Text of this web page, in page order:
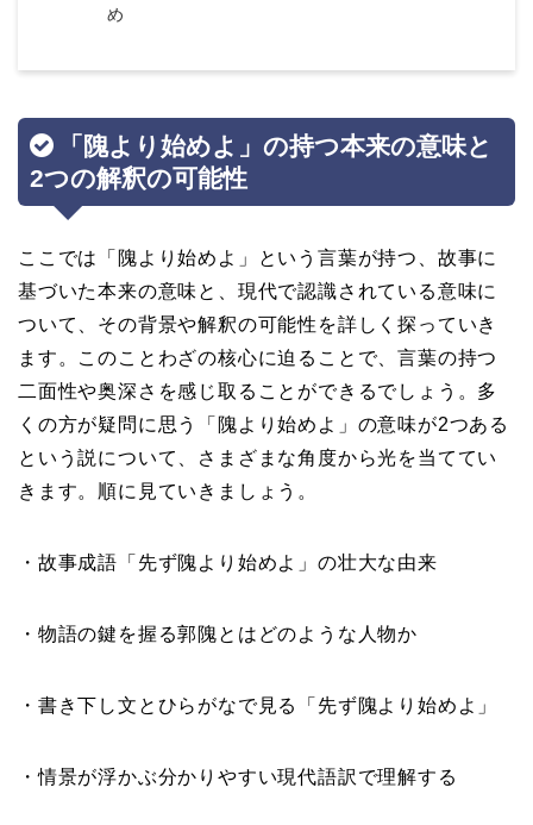
め
「隗より始めよ」の持つ本来の意味と
2つの解釈の可能性
ここでは「隗より始めよ」という言葉が持つ、故事に
基づいた本来の意味と、現代で認識されている意味に
ついて、その背景や解釈の可能性を詳しく探っていき
ます。このことわざの核心に迫ることで、言葉の持つ
二面性や奥深さを感じ取ることができるでしょう。多
くの方が疑問に思う「隗より始めよ」の意味が2つある
という説について、さまざまな角度から光を当ててい
きます。順に見ていきましょう。
・故事成語「先ず隗より始めよ」の壮大な由来
・物語の鍵を握る郭隗とはどのような人物か
・書き下し文とひらがなで見る「先ず隗より始めよ」
・情景が浮かぶ分かりやすい現代語訳で理解する